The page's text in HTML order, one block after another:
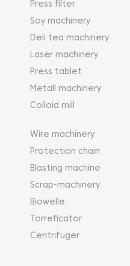
Press filter
Soy machinery
Deli tea machinery
Laser machinery
Press tablet
Metall machinery
Colloid mill
Wire machinery
Protection chain
Blasting machine
Scrap-machinery
Biowelle
Torreficator
Centrifuger